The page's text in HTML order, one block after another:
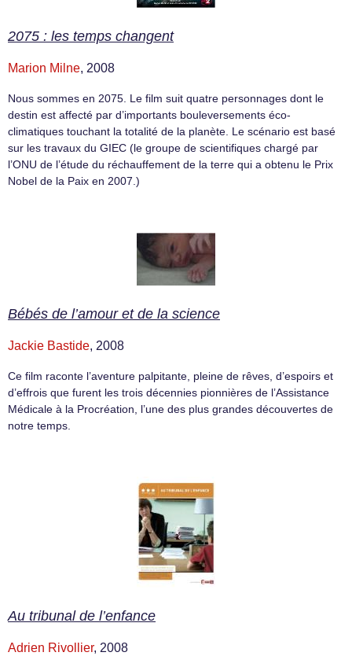
2075 : les temps changent
Marion Milne, 2008
Nous sommes en 2075. Le film suit quatre personnages dont le
destin est affecté par d’importants bouleversements éco-
climatiques touchant la totalité de la planète. Le scénario est basé
sur les travaux du GIEC (le groupe de scientifiques chargé par
l’ONU de l’étude du réchauffement de la terre qui a obtenu le Prix
Nobel de la Paix en 2007.)
Bébés de l’amour et de la science
Jackie Bastide, 2008
Ce film raconte l’aventure palpitante, pleine de rêves, d’espoirs et
d’effrois que furent les trois décennies pionnières de l’Assistance
Médicale à la Procréation, l’une des plus grandes découvertes de
notre temps.
Au tribunal de l’enfance
Adrien Rivollier, 2008